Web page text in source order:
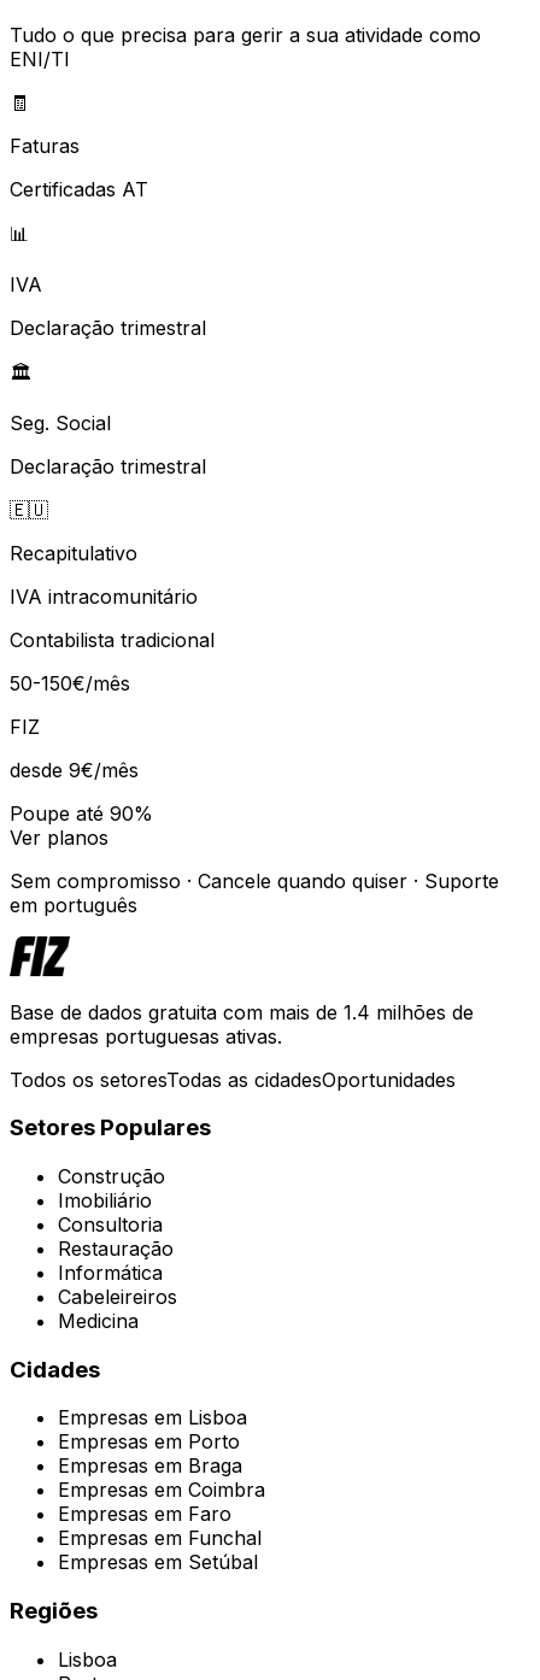
Tudo o que precisa para gerir a sua atividade como
ENI/TI
🧾
Faturas
Certificadas AT
📊
IVA
Declaração trimestral
🏛️
Seg. Social
Declaração trimestral
🇪🇺
Recapitulativo
IVA intracomunitário
Contabilista tradicional
50-150€/mês
FIZ
desde 9€/mês
Poupe até 90%
Ver planos
Sem compromisso · Cancele quando quiser · Suporte
em português
Base de dados gratuita com mais de 1.4 milhões de
empresas portuguesas ativas.
Todos os setoresTodas as cidadesOportunidades
Setores Populares
Construção
Imobiliário
Consultoria
Restauração
Informática
Cabeleireiros
Medicina
Cidades
Empresas em Lisboa
Empresas em Porto
Empresas em Braga
Empresas em Coimbra
Empresas em Faro
Empresas em Funchal
Empresas em Setúbal
Regiões
Lisboa